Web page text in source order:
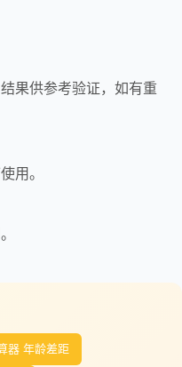
果供参考验证，如有重
用。
器 年龄差距